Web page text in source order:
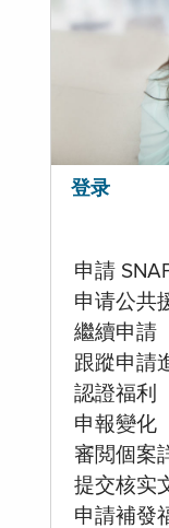
登录
申請
申请公共
繼續申請
跟蹤申請
認證福利
申報變化
審閲個案
提交核实
申請補發